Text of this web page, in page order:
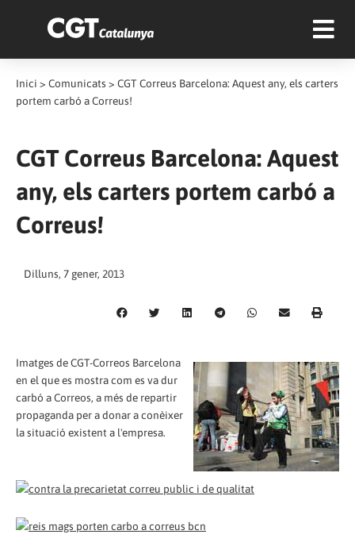
Inici > Comunicats > CGT Correus Barcelona: Aquest any, els carters
portem carbó a Correus!
CGT Correus Barcelona: Aquest
any, els carters portem carbó a
Correus!
Dilluns, 7 gener, 2013
Imatges de CGT-Correos Barcelona
en el que es mostra com es va dur
carbó a Correos, a més de repartir
propaganda per a donar a conèixer
la situació existent a l'empresa.